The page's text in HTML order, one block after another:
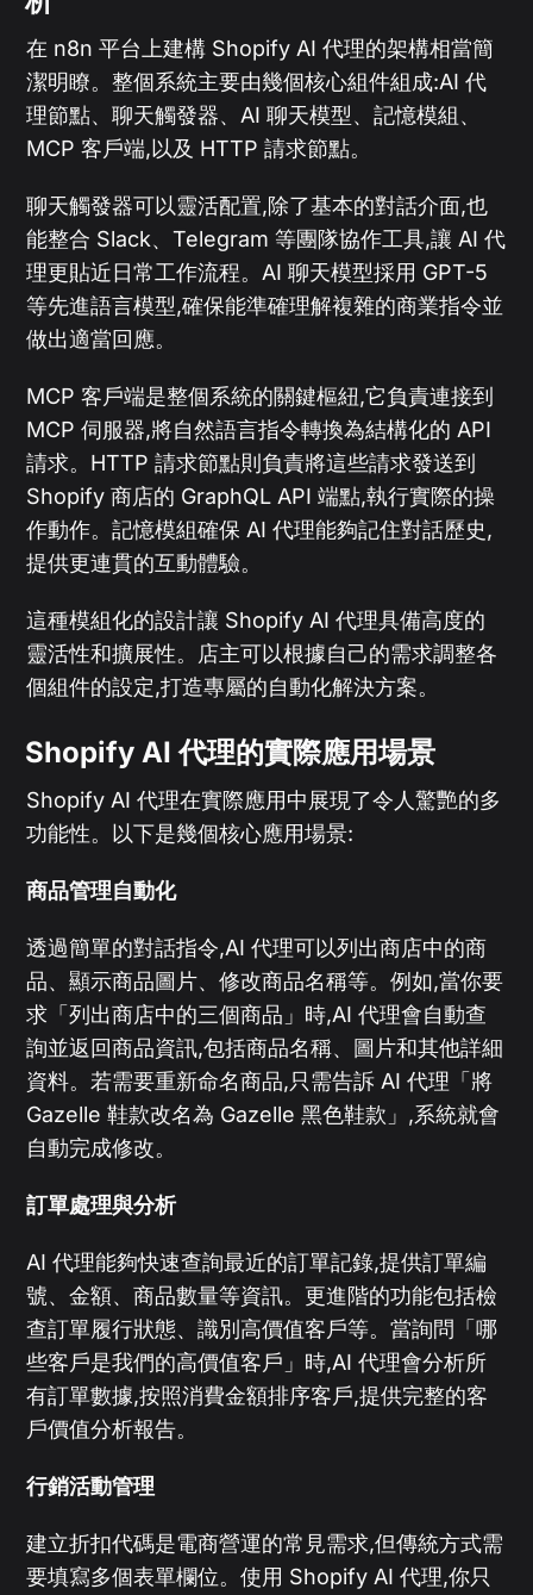
在 n8n 平台上建構 Shopify AI 代理的架構相當簡
潔明瞭。整個系統主要由幾個核心組件組成:AI 代
理節點、聊天觸發器、AI 聊天模型、記憶模組、
MCP 客戶端,以及 HTTP 請求節點。
聊天觸發器可以靈活配置,除了基本的對話介面,也
能整合 Slack、Telegram 等團隊協作工具,讓 AI 代
理更貼近日常工作流程。AI 聊天模型採用 GPT-5
等先進語言模型,確保能準確理解複雜的商業指令並
做出適當回應。
MCP 客戶端是整個系統的關鍵樞紐,它負責連接到
MCP 伺服器,將自然語言指令轉換為結構化的 API
請求。HTTP 請求節點則負責將這些請求發送到
Shopify 商店的 GraphQL API 端點,執行實際的操
作動作。記憶模組確保 AI 代理能夠記住對話歷史,
提供更連貫的互動體驗。
這種模組化的設計讓 Shopify AI 代理具備高度的
靈活性和擴展性。店主可以根據自己的需求調整各
個組件的設定,打造專屬的自動化解決方案。
Shopify AI 代理的實際應用場景
Shopify AI 代理在實際應用中展現了令人驚艷的多
功能性。以下是幾個核心應用場景:
商品管理自動化
透過簡單的對話指令,AI 代理可以列出商店中的商
品、顯示商品圖片、修改商品名稱等。例如,當你要
求「列出商店中的三個商品」時,AI 代理會自動查
詢並返回商品資訊,包括商品名稱、圖片和其他詳細
資料。若需要重新命名商品,只需告訴 AI 代理「將
Gazelle 鞋款改名為 Gazelle 黑色鞋款」,系統就會
自動完成修改。
訂單處理與分析
AI 代理能夠快速查詢最近的訂單記錄,提供訂單編
號、金額、商品數量等資訊。更進階的功能包括檢
查訂單履行狀態、識別高價值客戶等。當詢問「哪
些客戶是我們的高價值客戶」時,AI 代理會分析所
有訂單數據,按照消費金額排序客戶,提供完整的客
戶價值分析報告。
行銷活動管理
建立折扣代碼是電商營運的常見需求,但傳統方式需
要填寫多個表單欄位。使用 Shopify AI 代理,你只